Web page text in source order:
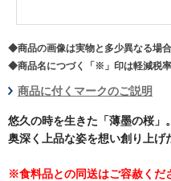
◆商品の画像は実物と多少異なる場合
◆商品名につづく「※」印は軽減税
商品に付くマークのご説明
悠久の時を生きた「薄墨の桜」。
奥深く上品な姿を想い創り上げ
※食料品との同送はご容赦くだ